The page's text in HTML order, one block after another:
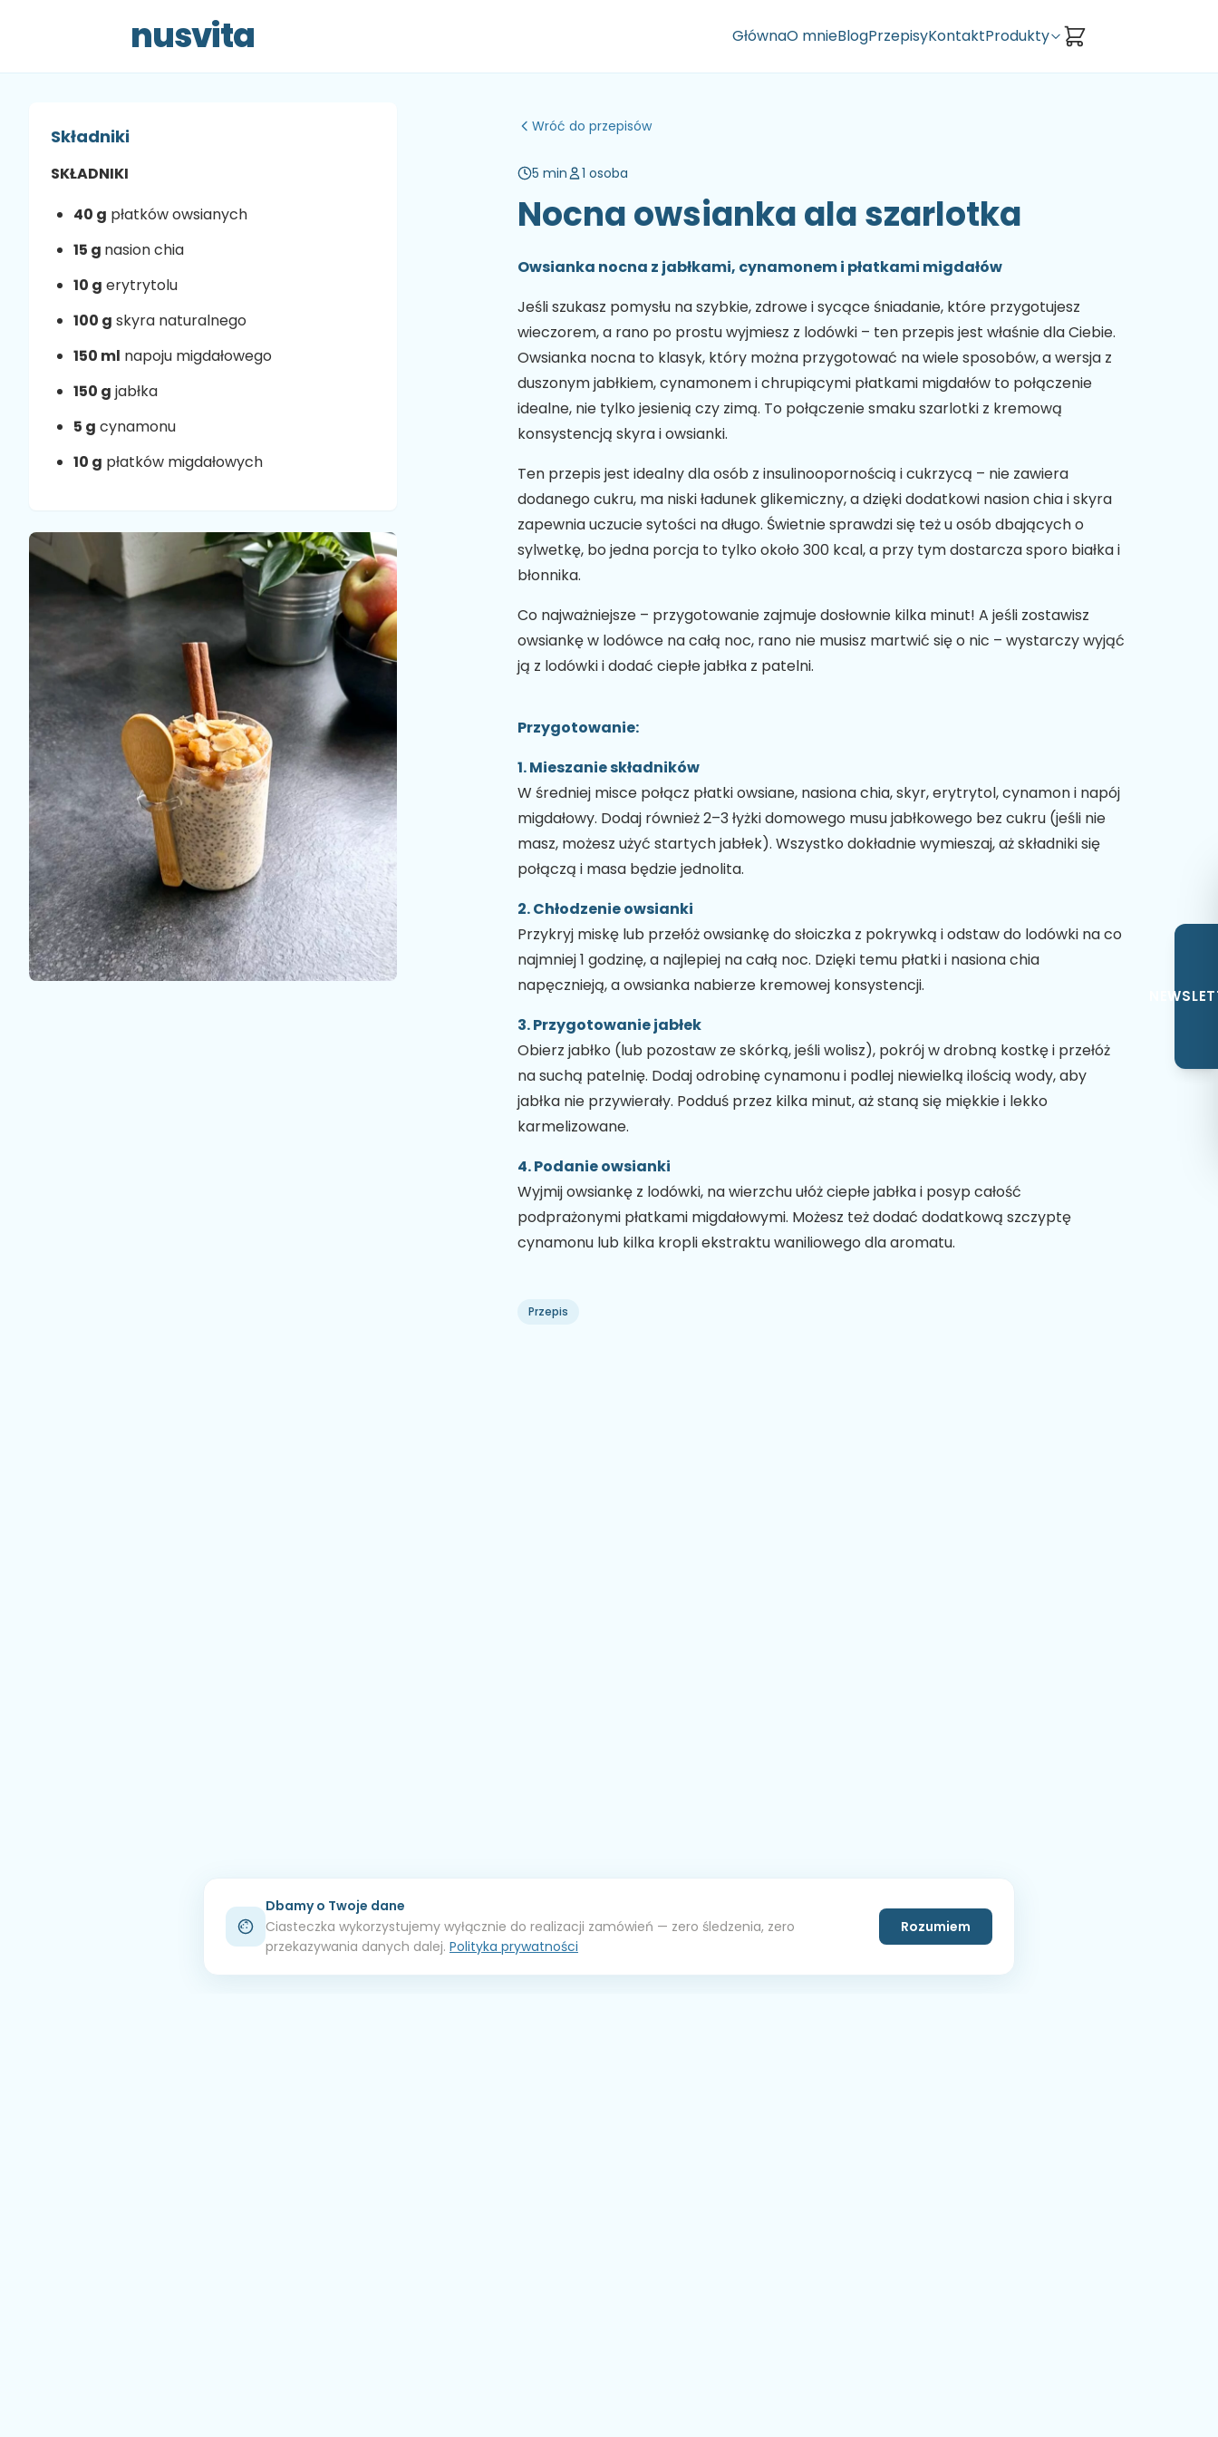
nusvita GłównaO mnieBlogPrzepisyKontaktProdukty
Składniki
SKŁADNIKI
40 g płatków owsianych
15 g nasion chia
10 g erytrytolu
100 g skyra naturalnego
150 ml napoju migdałowego
150 g jabłka
5 g cynamonu
10 g płatków migdałowych
Wróć do przepisów
5 min 1 osoba
Nocna owsianka ala szarlotka
Owsianka nocna z jabłkami, cynamonem i płatkami migdałów
Jeśli szukasz pomysłu na szybkie, zdrowe i sycące śniadanie, które przygotujesz
wieczorem, a rano po prostu wyjmiesz z lodówki – ten przepis jest właśnie dla Ciebie.
Owsianka nocna to klasyk, który można przygotować na wiele sposobów, a wersja z
duszonym jabłkiem, cynamonem i chrupiącymi płatkami migdałów to połączenie
idealne, nie tylko jesienią czy zimą. To połączenie smaku szarlotki z kremową
konsystencją skyra i owsianki.
Ten przepis jest idealny dla osób z insulinoopornością i cukrzycą – nie zawiera
dodanego cukru, ma niski ładunek glikemiczny, a dzięki dodatkowi nasion chia i skyra
zapewnia uczucie sytości na długo. Świetnie sprawdzi się też u osób dbających o
sylwetkę, bo jedna porcja to tylko około 300 kcal, a przy tym dostarcza sporo białka i
błonnika.
Co najważniejsze – przygotowanie zajmuje dosłownie kilka minut! A jeśli zostawisz
owsiankę w lodówce na całą noc, rano nie musisz martwić się o nic – wystarczy wyjąć
ją z lodówki i dodać ciepłe jabłka z patelni.
Przygotowanie:
1. Mieszanie składników
W średniej misce połącz płatki owsiane, nasiona chia, skyr, erytrytol, cynamon i napój
migdałowy. Dodaj również 2–3 łyżki domowego musu jabłkowego bez cukru (jeśli nie
masz, możesz użyć startych jabłek). Wszystko dokładnie wymieszaj, aż składniki się
połączą i masa będzie jednolita.
2. Chłodzenie owsianki
Przykryj miskę lub przełóż owsiankę do słoiczka z pokrywką i odstaw do lodówki na co
najmniej 1 godzinę, a najlepiej na całą noc. Dzięki temu płatki i nasiona chia
napęcznieją, a owsianka nabierze kremowej konsystencji.
3. Przygotowanie jabłek
Obierz jabłko (lub pozostaw ze skórką, jeśli wolisz), pokrój w drobną kostkę i przełóż
na suchą patelnię. Dodaj odrobinę cynamonu i podlej niewielką ilością wody, aby
jabłka nie przywierały. Podduś przez kilka minut, aż staną się miękkie i lekko
karmelizowane.
4. Podanie owsianki
Wyjmij owsiankę z lodówki, na wierzchu ułóż ciepłe jabłka i posyp całość
podprażonymi płatkami migdałowymi. Możesz też dodać dodatkową szczyptę
cynamonu lub kilka kropli ekstraktu waniliowego dla aromatu.
Przepis
Dbamy o Twoje dane
Ciasteczka wykorzystujemy wyłącznie do realizacji zamówień — zero śledzenia, zero
przekazywania danych dalej. Polityka prywatności
Rozumiem